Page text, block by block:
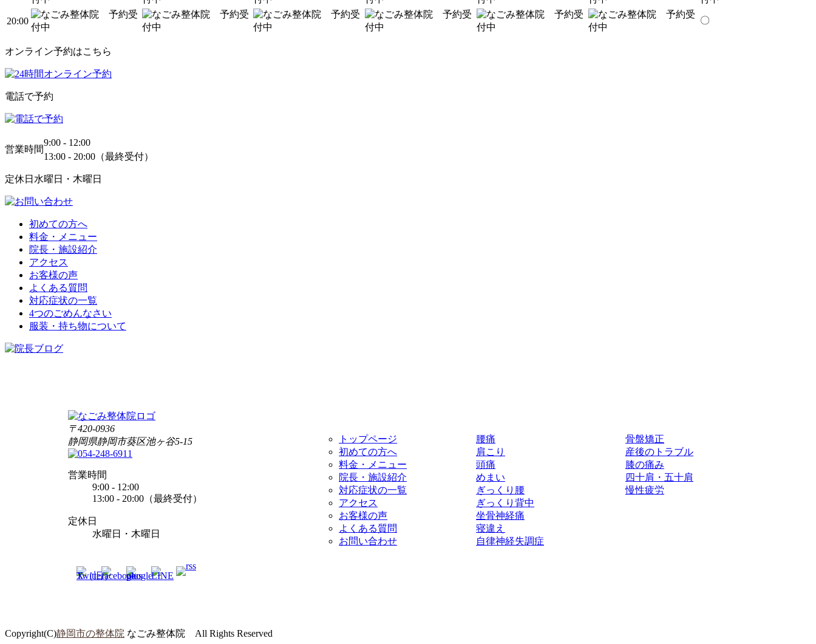
20:00 〇
オンライン予約はこちら
電話で予約
営業時間
9:00 - 12:00
13:00 - 20:00（最終受付）
定休日 水曜日・木曜日
初めての方へ
料金・メニュー
院長・施設紹介
アクセス
お客様の声
よくある質問
対応症状の一覧
4つのごめんなさい
服装・持ち物について
〒420-0936
静岡県静岡市葵区池ヶ谷5-15
営業時間
9:00 - 12:00
13:00 - 20:00（最終受付）
定休日
水曜日・木曜日
トップページ
初めての方へ
料金・メニュー
院長・施設紹介
対応症状の一覧
アクセス
お客様の声
よくある質問
お問い合わせ
腰痛
肩こり
頭痛
めまい
ぎっくり腰
ぎっくり背中
坐骨神経痛
寝違え
自律神経失調症
骨盤矯正
産後のトラブル
膝の痛み
四十肩・五十肩
慢性疲労
Copyright(C)静岡市の整体院 なごみ整体院 All Rights Reserved